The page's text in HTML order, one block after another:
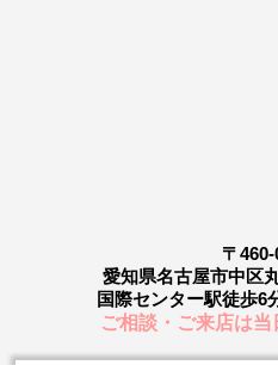
〒
愛知県名古屋市中区
国際センター駅徒歩6
ご相談・ご来店は当